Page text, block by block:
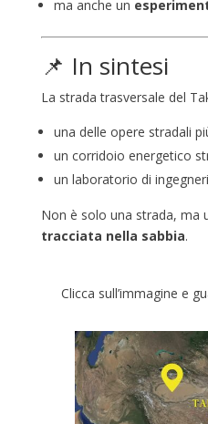
ma anche un
📌 In sintesi
La strada trasversale del
una delle opere stradali
un corridoio energetico
un laboratorio di
Non è solo una strada, ma
tracciata nella sabbia.
Clicca sull’immagine e